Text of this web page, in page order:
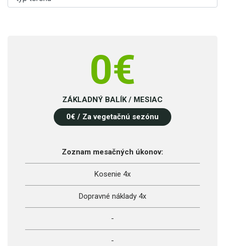
0€
ZÁKLADNÝ BALÍK / MESIAC
0€ / Za vegetačnú sezónu
Zoznam mesačných úkonov:
Kosenie 4x
Dopravné náklady 4x
-
-